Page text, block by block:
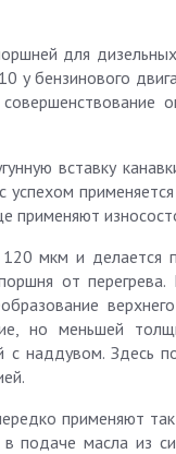
для
у бензинового
вставку
успехом
применяют
мкм и делается
от
но меньшей
наддувом. Здесь
применяют
подаче масла из